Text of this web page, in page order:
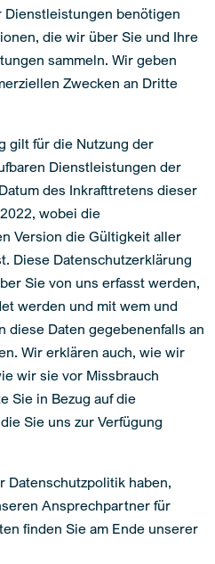
benötigen
die wir über Sie und Ihre
sammeln. Wir geben
Zwecken an Dritte
gilt für die Nutzung der
Dienstleistungen der
des Inkrafttretens dieser
wobei die
Version die Gültigkeit aller
Diese Datenschutzerklärung
Sie von uns erfasst werden,
werden und mit wem und
diese Daten gegebenenfalls an
Wir erklären auch, wie wir
wir sie vor Missbrauch
Sie in Bezug auf die
Sie uns zur Verfügung
Datenschutzpolitik haben,
Ansprechpartner für
finden Sie am Ende unserer